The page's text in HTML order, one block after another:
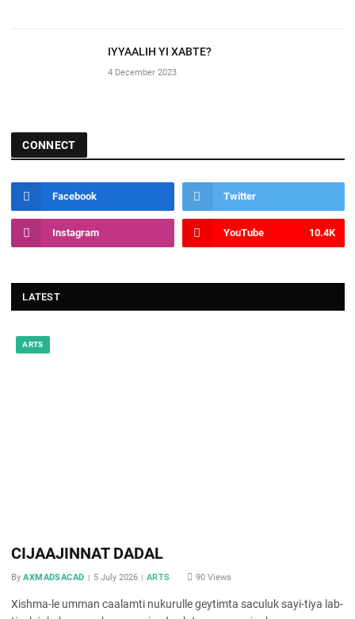
IYYAALIH YI XABTE?
4 December 2023
CONNECT
Facebook Twitter
Instagram YouTube 10.4K
LATEST
ARTS
CIJAAJINNAT DADAL
By AXMADSACAD 5 July 2026 ARTS 90 Views
Xishma-le umman caalamti nukurulle geytimta saculuk sayi-tiya lab-